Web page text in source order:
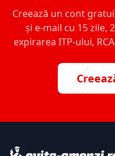
Creează un cont
și e-mail cu 15 zile,
expirarea ITP-ului,